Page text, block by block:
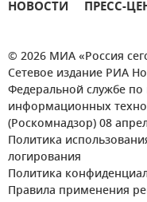
НОВОСТИ ПРЕСС-
© 2026 МИА «Россия
Сетевое издание РИА
Федеральной службе по
информационных
(Роскомнадзор) 08
Политика
логирования
Политика
Правила применения